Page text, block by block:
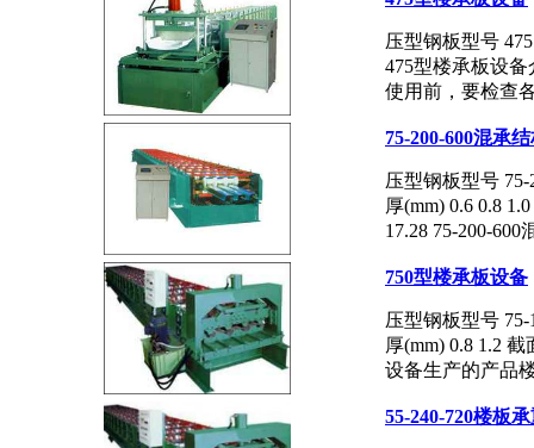
压型钢板型号
475型楼承板设
使用前，要检查
75-200-600混承
压型钢板型号
厚(mm) 0.6 0.8
17.28 75-200-
750型楼承板设备
压型钢板型号 75-
厚(mm) 0.8 1.2
设备生产的产品
55-240-720楼板